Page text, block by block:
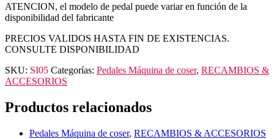
ATENCION, el modelo de pedal puede variar en función de la
disponibilidad del fabricante
PRECIOS VALIDOS HASTA FIN DE EXISTENCIAS.
CONSULTE DISPONIBILIDAD
SKU: SI05 Categorías: Pedales Máquina de coser, RECAMBIOS &
ACCESORIOS
Productos relacionados
Pedales Máquina de coser, RECAMBIOS & ACCESORIOS